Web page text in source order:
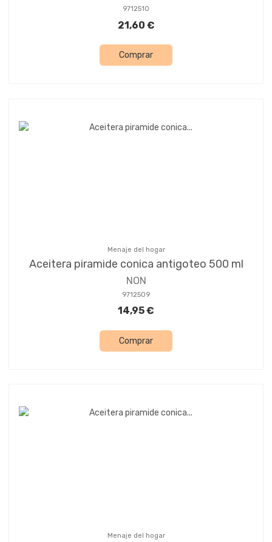
9712510
21,60 €
Comprar
Menaje del hogar
Aceitera piramide conica antigoteo 500 ml
NON
9712509
14,95 €
Comprar
Menaje del hogar